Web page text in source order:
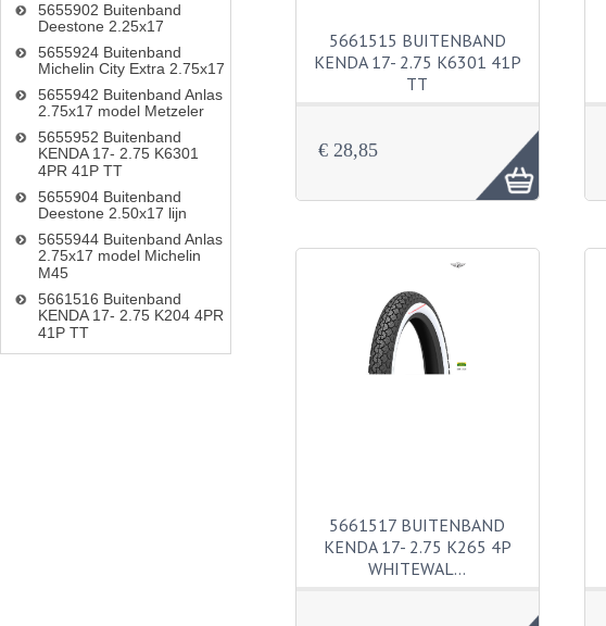
5661515 BUITENBAND
KENDA 17- 2.75 K6301 41P
TT
€ 28,85
5661517 BUITENBAND
KENDA 17- 2.75 K265 4P
WHITEWAL…
5655902 Buitenband
Deestone 2.25x17
5655924 Buitenband
Michelin City Extra 2.75x17
5655942 Buitenband Anlas
2.75x17 model Metzeler
5655952 Buitenband
KENDA 17- 2.75 K6301
4PR 41P TT
5655904 Buitenband
Deestone 2.50x17 lijn
5655944 Buitenband Anlas
2.75x17 model Michelin
M45
5661516 Buitenband
KENDA 17- 2.75 K204 4PR
41P TT